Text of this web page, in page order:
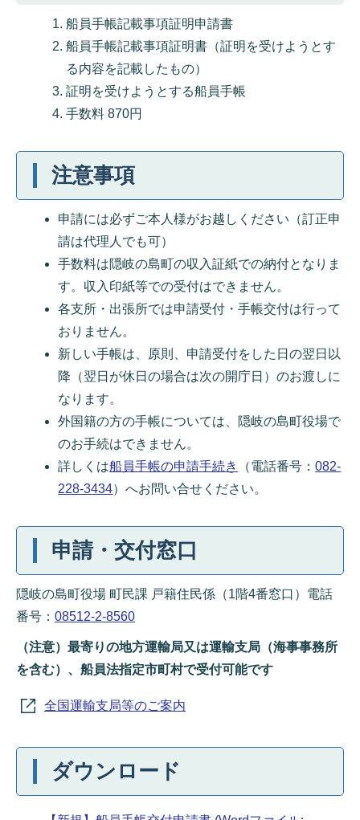
船員手帳記載事項証明申請書
船員手帳記載事項証明書（証明を受けようとす
る内容を記載したもの）
証明を受けようとする船員手帳
手数料 870円
注意事項
申請には必ずご本人様がお越しください（訂正申
請は代理人でも可）
手数料は隠岐の島町の収入証紙での納付となりま
す。収入印紙等での受付はできません。
各支所・出張所では申請受付・手帳交付は行って
おりません。
新しい手帳は、原則、申請受付をした日の翌日以
降（翌日が休日の場合は次の開庁日）のお渡しに
なります。
外国籍の方の手帳については、隠岐の島町役場で
のお手続はできません。
詳しくは船員手帳の申請手続き （電話番号：082-
228-3434）へお問い合せください。
申請・交付窓口
隠岐の島町役場 町民課 戸籍住民係（1階4番窓口）電話
番号： 08512-2-8560
（注意）最寄りの地方運輸局又は運輸支局（海事事務所
を含む）、船員法指定市町村で受付可能です
全国運輸支局等のご案内
ダウンロード